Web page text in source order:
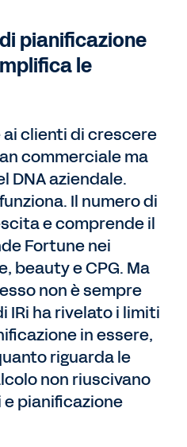
pianificazione
le
clienti di crescere
commerciale ma
DNA aziendale.
Il numero di
e comprende il
Fortune nei
beauty e CPG. Ma
non è sempre
IRi ha rivelato i limiti
in essere,
riguarda le
non riuscivano
pianificazione